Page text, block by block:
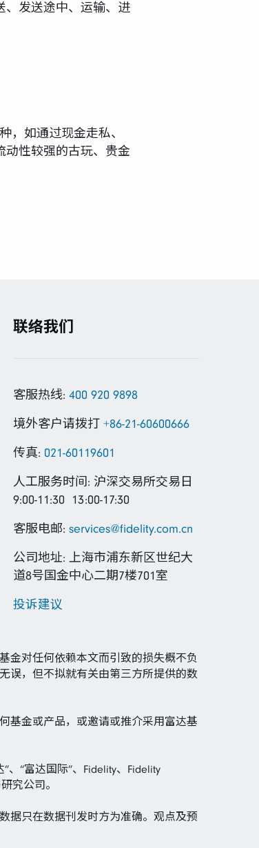
、发送途中、运输、进
，如通过现金走私、
动性较强的古玩、贵金
联络我们
客服热线: 400 920 9898
境外客户请拨打 +86-21-60600666
传真: 021-60119601
人工服务时间: 沪深交易所交易日
9:00-11:30 13:00-17:30
客服电邮: services@fidelity.com.cn
公司地址: 上海市浦东新区世纪大
道8号国金中心二期7楼701室
投诉建议
金对任何依赖本文而引致的损失概不负
误，但不拟就有关由第三方所提供的数
基金或产品，或邀请或推介采用富达基
“富达国际”、Fidelity、Fidelity
究公司。
据只在数据刊发时方为准确。观点及预